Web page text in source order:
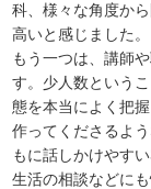
科、様々な角度か
高いと感じました。
もう一つは、講師
す。少人数という
態を本当によく把
作ってくださるよ
もに話しかけやす
生活の相談などに